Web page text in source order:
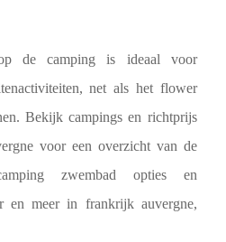
de camping is ideaal voor
net als het flower
Bekijk campings en richtprijs
voor een overzicht van de
zwembad opties en
en meer in frankrijk auvergne,